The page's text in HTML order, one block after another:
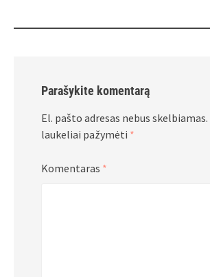
Parašykite komentarą
El. pašto adresas nebus skelbiamas.
laukeliai pažymėti *
Komentaras *